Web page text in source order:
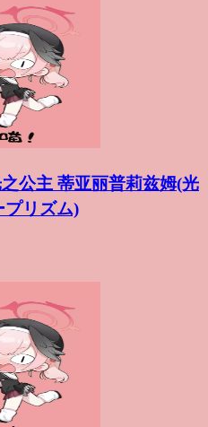
公主 蒂亚丽普莉兹姆(光
プリズム)